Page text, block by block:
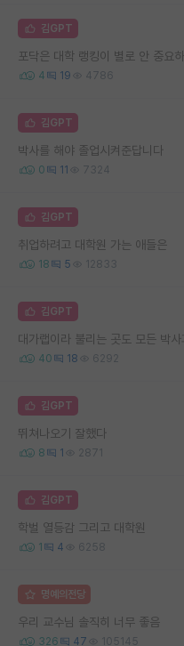
김GPT
포닥은 대학 랭킹이 별로 안 중요
4 19 4786
김GPT
박사를 해야 졸업시켜준답니다
0 11 7324
김GPT
취업하려고 대학원 가는 애들은
18 5 12833
김GPT
대가랩이라 불리는 곳도 모든 박
40 18 6292
김GPT
뛰쳐나오기 잘했다
8 1 2871
김GPT
학벌 열등감 그리고 대학원
1 4 6258
명예의전당
우리 교수님 솔직히 너무 좋음
326 47 105145